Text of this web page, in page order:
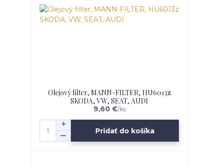
Olejový filter, MANN-FILTER, HU6013z
SKODA, VW, SEAT, AUDI
9,60 €/ks
Pridať do košíka